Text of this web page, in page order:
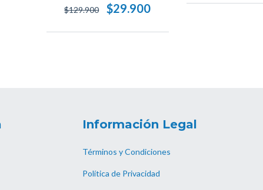
$129.900
$29.900
Información Legal
Términos y Condiciones
Política de Privacidad